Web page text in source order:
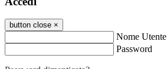
button close ×
Nome Utente
Password